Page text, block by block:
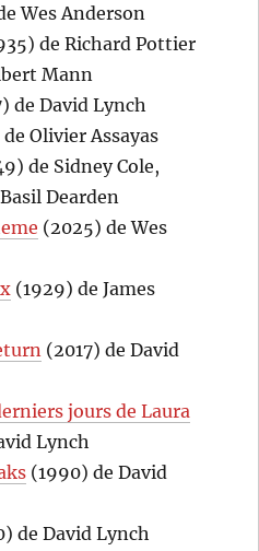
Wes Anderson
de Richard Pottier
Mann
de David Lynch
Olivier Assayas
de Sidney Cole,
Dearden
(2025) de Wes
(1929) de James
(2017) de David
jours de Laura
Lynch
(1990) de David
de David Lynch